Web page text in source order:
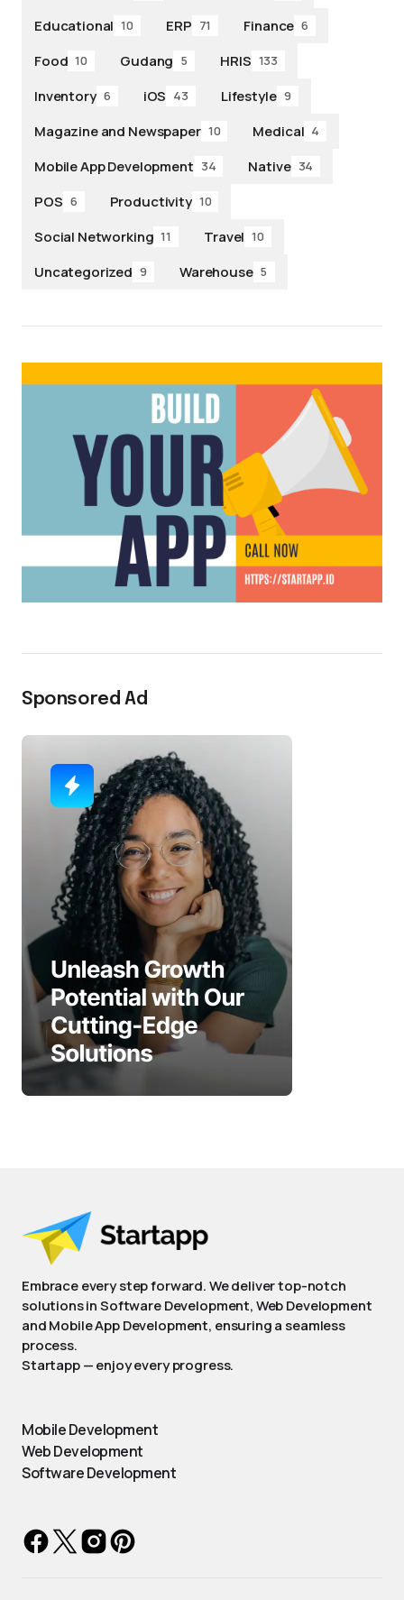
Educational 10 ERP 71 Finance 6
Food 10 Gudang 5 HRIS 133
Inventory 6 iOS 43 Lifestyle 9
Magazine and Newspaper 10 Medical 4
Mobile App Development 34 Native 34
POS 6 Productivity 10
Social Networking 11 Travel 10
Uncategorized 9 Warehouse 5
Sponsored Ad
Embrace every step forward. We deliver top-notch
solutions in Software Development, Web Development
and Mobile App Development, ensuring a seamless
process.
Startapp — enjoy every progress.
Mobile Development
Web Development
Software Development